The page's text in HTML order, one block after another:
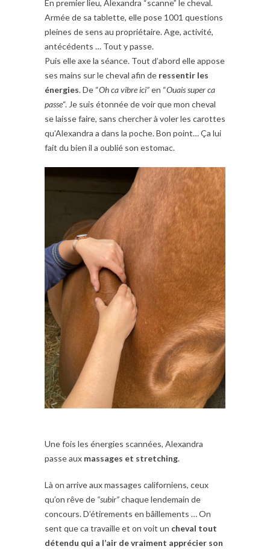
En premier lieu, Alexandra “scanne” le cheval.
Armée de sa tablette, elle pose 1001 questions
pleines de sens au propriétaire. Age, activité,
antécédents … Tout y passe.
Puis elle axe la séance. Tout d’abord elle appose
ses mains sur le cheval afin de ressentir les
énergies. De “Oh ca vibre ici”en “Ouais super ca
passe“. Je suis étonnée de voir que mon cheval
se laisse faire, sans chercher à voler les carottes
qu’Alexandra a dans la poche. Bon point… Ça lui
fait du bien il a oublié son estomac.
Une fois les énergies scannées, Alexandra
passe aux massages et stretching.
Là on arrive aux massages californiens, ceux
qu’on rêve de “subir”chaque lendemain de
concours. D’étirements en bâillements … On
sent que ca travaille et on voit un cheval tout
détendu qui a l’air de vraiment apprécier son